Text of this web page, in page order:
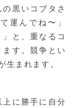
黒いコブタさ
運んでね〜」
と、重なるコ
す。競争とい
生まれます。
に勝手に自分